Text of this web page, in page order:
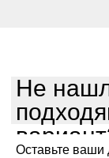
Не
Оставьте